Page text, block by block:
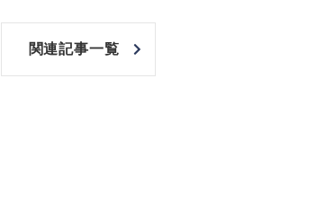
関連記事一覧